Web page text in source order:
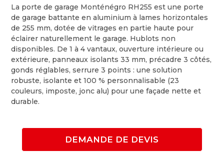
La porte de garage Monténégro RH255 est une porte
de garage battante en aluminium à lames horizontales
de 255 mm, dotée de vitrages en partie haute pour
éclairer naturellement le garage. Hublots non
disponibles. De 1 à 4 vantaux, ouverture intérieure ou
extérieure, panneaux isolants 33 mm, précadre 3 côtés,
gonds réglables, serrure 3 points : une solution
robuste, isolante et 100 % personnalisable (23
couleurs, imposte, jonc alu) pour une façade nette et
durable.
DEMANDE DE DEVIS